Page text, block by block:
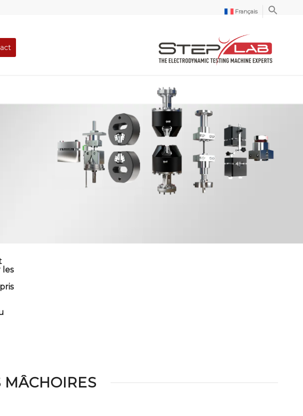
Français
les
MÂCHOIRES